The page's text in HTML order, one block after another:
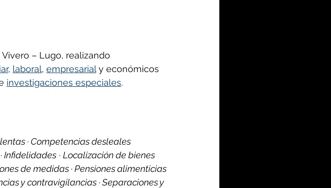
Vivero – Lugo, realizando
, laboral, empresarial y económicos
investigaciones especiales.
· Competencias desleales
Infidelidades · Localización de bienes
de medidas · Pensiones alimenticias
y contravigilancias · Separaciones y